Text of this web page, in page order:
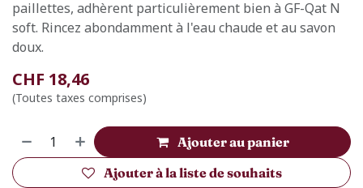
paillettes, adhèrent particulièrement bien à GF-Qat N
soft. Rincez abondamment à l'eau chaude et au savon
doux.
CHF 18,46
(Toutes taxes comprises)
Ajouter au panier
Ajouter à la liste de souhaits